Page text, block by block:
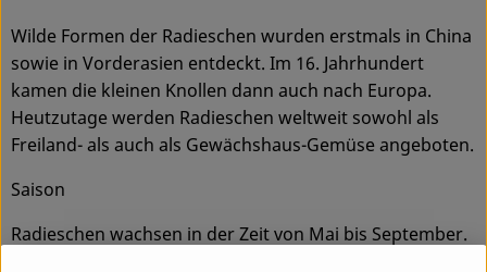
Wilde Formen der Radieschen wurden erstmals in China
sowie in Vorderasien entdeckt. Im 16. Jahrhundert
kamen die kleinen Knollen dann auch nach Europa.
Heutzutage werden Radieschen weltweit sowohl als
Freiland- als auch als Gewächshaus-Gemüse angeboten.
Saison
Radieschen wachsen in der Zeit von Mai bis September.